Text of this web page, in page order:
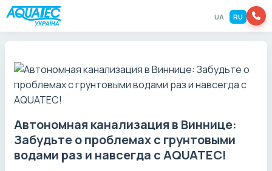
UA RU
Автономная канализация в Виннице:
Забудьте о проблемах с грунтовыми
водами раз и навсегда с AQUATEC!